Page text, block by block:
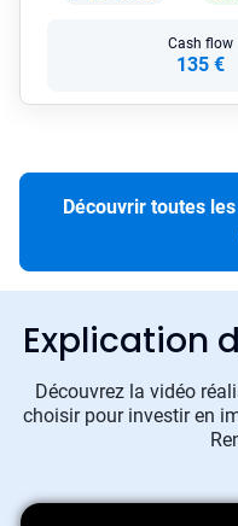
Cash flow
135 €
Découvrir toutes
Explication
Découvrez la vidéo
choisir pour investir en